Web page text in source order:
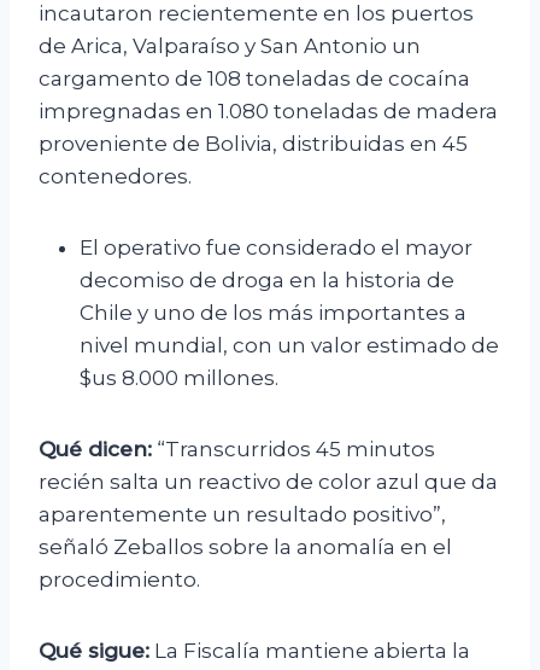
incautaron recientemente en los puertos
de Arica, Valparaíso y San Antonio un
cargamento de 108 toneladas de cocaína
impregnadas en 1.080 toneladas de madera
proveniente de Bolivia, distribuidas en 45
contenedores.
El operativo fue considerado el mayor
decomiso de droga en la historia de
Chile y uno de los más importantes a
nivel mundial, con un valor estimado de
$us 8.000 millones.
Qué dicen: “Transcurridos 45 minutos
recién salta un reactivo de color azul que da
aparentemente un resultado positivo”,
señaló Zeballos sobre la anomalía en el
procedimiento.
Qué sigue: La Fiscalía mantiene abierta la